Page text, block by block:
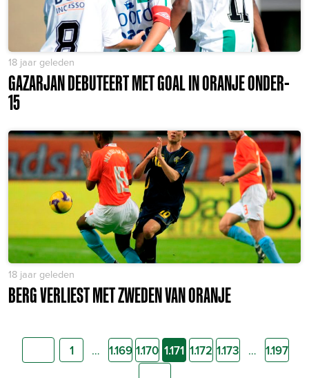
18 jaar geleden
GAZARJAN DEBUTEERT MET GOAL IN ORANJE ONDER-
15
18 jaar geleden
BERG VERLIEST MET ZWEDEN VAN ORANJE
1 … 1.169 1.170 1.171 1.172 1.173 … 1.197